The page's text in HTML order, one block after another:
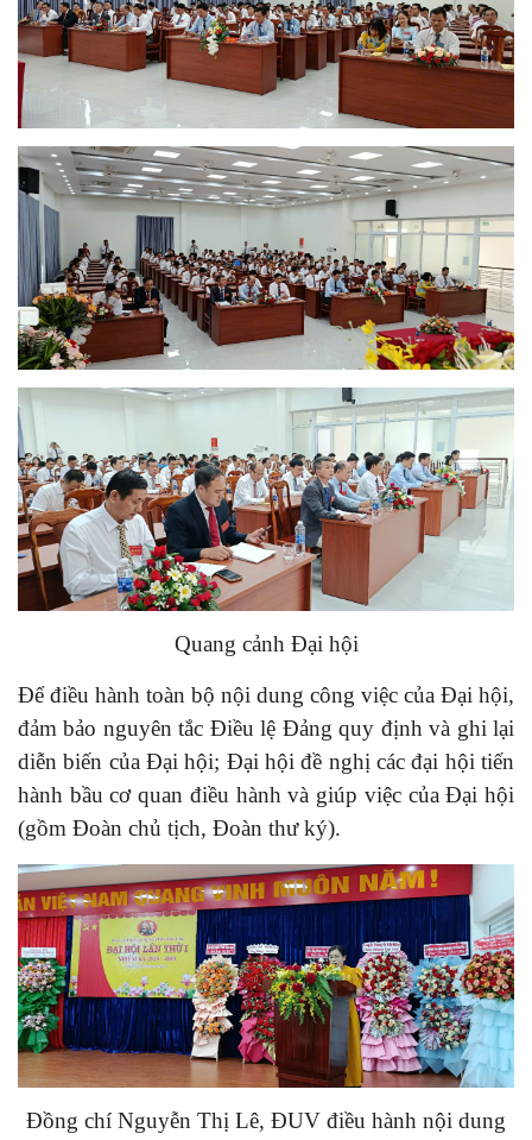
Quang cảnh Đại hội
Để điều hành toàn bộ nội dung công việc của Đại hội,
đảm bảo nguyên tắc Điều lệ Đảng quy định và ghi lại
diễn biến của Đại hội; Đại hội đề nghị các đại hội tiến
hành bầu cơ quan điều hành và giúp việc của Đại hội
(gồm Đoàn chủ tịch, Đoàn thư ký).
Đồng chí Nguyễn Thị Lê, ĐUV điều hành nội dung